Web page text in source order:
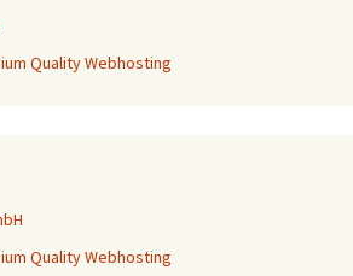
Quality Webhosting
Quality Webhosting